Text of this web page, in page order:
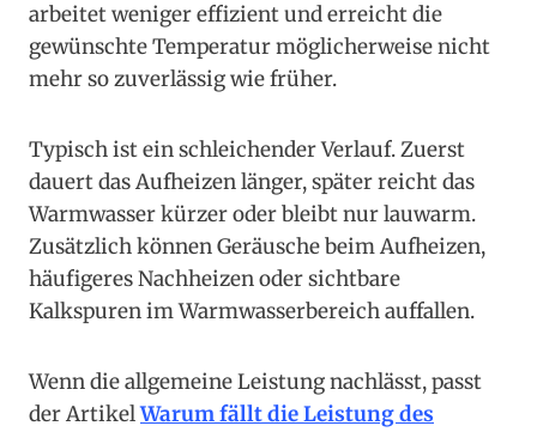
arbeitet weniger effizient und erreicht die
gewünschte Temperatur möglicherweise nicht
mehr so zuverlässig wie früher.
Typisch ist ein schleichender Verlauf. Zuerst
dauert das Aufheizen länger, später reicht das
Warmwasser kürzer oder bleibt nur lauwarm.
Zusätzlich können Geräusche beim Aufheizen,
häufigeres Nachheizen oder sichtbare
Kalkspuren im Warmwasserbereich auffallen.
Wenn die allgemeine Leistung nachlässt, passt
der ArtikelWarum fällt die Leistung des